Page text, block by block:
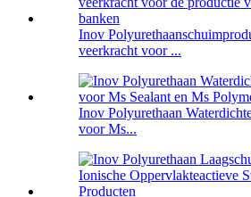
Inov
veerkracht voor ...
Inov Polyurethaan
voor Ms...